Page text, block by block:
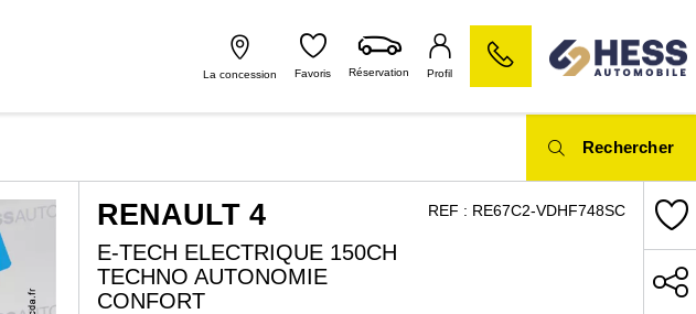
La concession Favoris Réservation Profil
Rechercher
RENAULT 4
E-TECH ELECTRIQUE 150CH
TECHNO AUTONOMIE
CONFORT
REF : RE67C2-VDHF748SC